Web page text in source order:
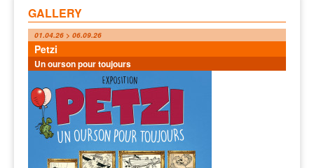
GALLERY
01.04.26 > 06.09.26
Petzi
Un ourson pour toujours